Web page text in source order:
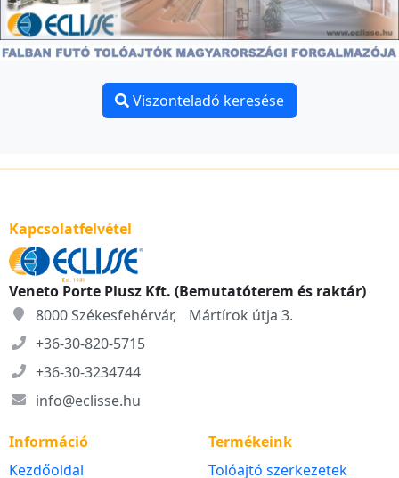
Viszonteladó keresése
Kapcsolatfelvétel
Veneto Porte Plusz Kft. (Bemutatóterem és raktár)
8000 Székesfehérvár, Mártírok útja 3.
+36-30-820-5715
+36-30-3234744
info@eclisse.hu
Információ
Kezdőoldal
Termékeink
Tolóajtó szerkezetek